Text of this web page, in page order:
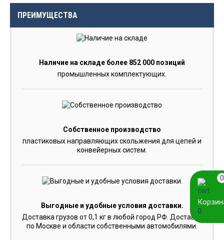
ПРЕИМУЩЕСТВА
Наличие на складе более 852 000 позиций
промышленных комплектующих.
Собственное производство
пластиковых направляющих скольжения для цепей и
конвейерных систем.
Выгодные и удобные условия доставки.
Доставка грузов от 0,1 кг в любой город РФ. Доставка
по Москве и области собственными автомобилями.
0
0